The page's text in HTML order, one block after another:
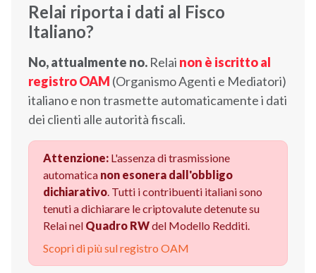
Relai riporta i dati al Fisco
Italiano?
No, attualmente no. Relai non è iscritto al
registro OAM (Organismo Agenti e Mediatori)
italiano e non trasmette automaticamente i dati
dei clienti alle autorità fiscali.
Attenzione: L'assenza di trasmissione
automatica non esonera dall'obbligo
dichiarativo. Tutti i contribuenti italiani sono
tenuti a dichiarare le criptovalute detenute su
Relai nel Quadro RWdel Modello Redditi.
Scopri di più sul registro OAM